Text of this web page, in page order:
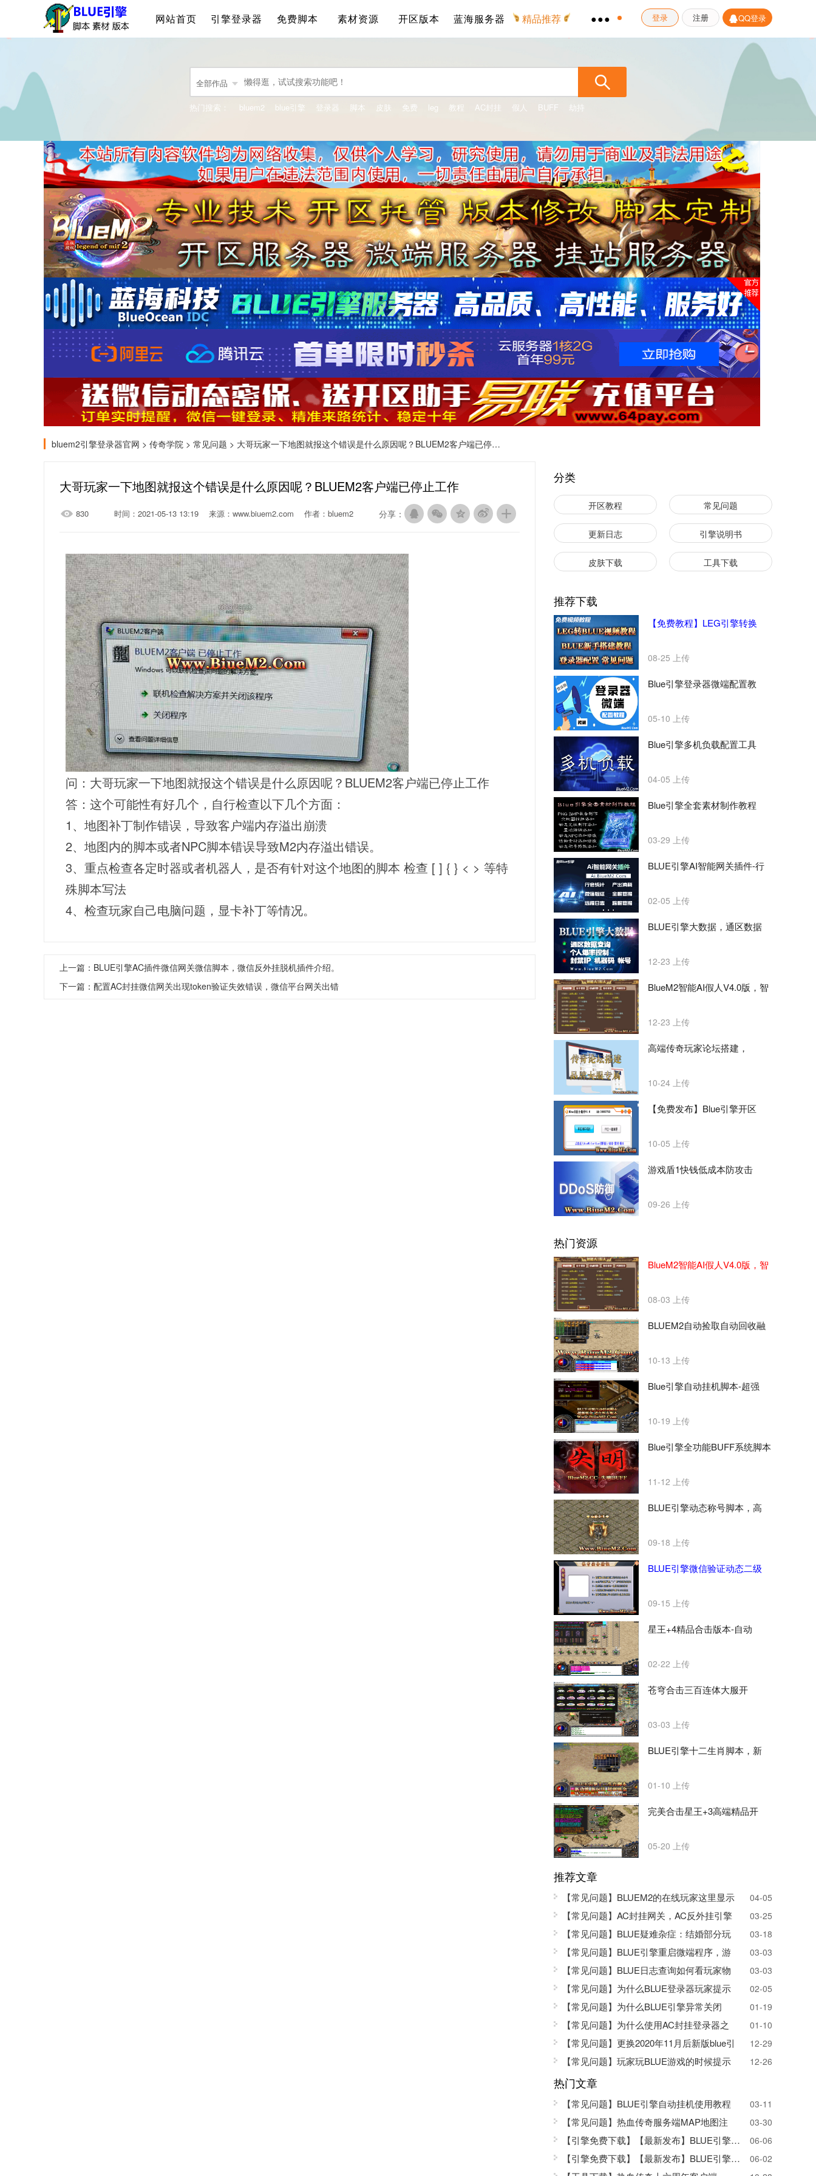
网站首页 引擎登录器 免费脚本 素材资源 开区版本 蓝海服务器 精品推荐 ●●● 登录 注册 QQ登录
全部作品
热门搜索： bluem2 blue引擎 登录器 脚本 皮肤 免费 leg 教程 AC封挂 假人 BUFF 劫持
bluem2引擎登录器官网 > 传奇学院 > 常见问题 > 大哥玩家一下地图就报这个错误是什么原因呢？BLUEM2客户端已停止工作
分类
开区教程 常见问题
更新日志 引擎说明书
皮肤下载 工具下载
推荐下载
【免费教程】LEG引擎转换
08-25 上传
Blue引擎登录器微端配置教
05-10 上传
Blue引擎多机负载配置工具
04-05 上传
Blue引擎全套素材制作教程
03-29 上传
BLUE引擎AI智能网关插件-行
02-05 上传
BLUE引擎大数据，通区数据
12-23 上传
BlueM2智能AI假人V4.0版，智
12-23 上传
高端传奇玩家论坛搭建，
10-24 上传
【免费发布】Blue引擎开区
10-05 上传
游戏盾1快钱低成本防攻击
09-26 上传
热门资源
BlueM2智能AI假人V4.0版，智
08-03 上传
BLUEM2自动捡取自动回收融
10-13 上传
Blue引擎自动挂机脚本-超强
10-19 上传
Blue引擎全功能BUFF系统脚本
11-12 上传
BLUE引擎动态称号脚本，高
09-18 上传
BLUE引擎微信验证动态二级
09-15 上传
星王+4精品合击版本-自动
02-22 上传
苍穹合击三百连体大服开
03-03 上传
BLUE引擎十二生肖脚本，新
01-10 上传
完美合击星王+3高端精品开
05-20 上传
推荐文章
【常见问题】BLUEM2的在线玩家这里显示 04-05
【常见问题】AC封挂网关，AC反外挂引擎 03-25
【常见问题】BLUE疑难杂症：结婚部分玩 03-18
【常见问题】BLUE引擎重启微端程序，游 03-03
【常见问题】BLUE日志查询如何看玩家物 03-03
【常见问题】为什么BLUE登录器玩家提示 02-05
【常见问题】为什么BLUE引擎异常关闭 01-19
【常见问题】为什么使用AC封挂登录器之 01-10
【常见问题】更换2020年11月后新版blue引 12-29
【常见问题】玩家玩BLUE游戏的时候提示 12-26
热门文章
【常见问题】BLUE引擎自动挂机使用教程 03-11
【常见问题】热血传奇服务端MAP地图注 03-30
【引擎免费下载】 【最新发布】BLUE引擎SQL版 06-06
【引擎免费下载】【最新发布】BLUE引擎正式 06-02
大哥玩家一下地图就报这个错误是什么原因呢？BLUEM2客户端已停止工作
830 时间：2021-05-13 13:19 来源：www.biuem2.com 作者：bluem2 分享：
问：大哥玩家一下地图就报这个错误是什么原因呢？BLUEM2客户端已停止工作
答：这个可能性有好几个，自行检查以下几个方面：
1、地图补丁制作错误，导致客户端内存溢出崩溃
2、地图内的脚本或者NPC脚本错误导致M2内存溢出错误。
3、重点检查各定时器或者机器人，是否有针对这个地图的脚本 检查 [ ] { } < > 等特
殊脚本写法
4、检查玩家自己电脑问题，显卡补丁等情况。
上一篇： BLUE引擎AC插件微信网关微信脚本，微信反外挂脱机插件介绍。
下一篇： 配置AC封挂微信网关出现token验证失效错误，微信平台网关出错